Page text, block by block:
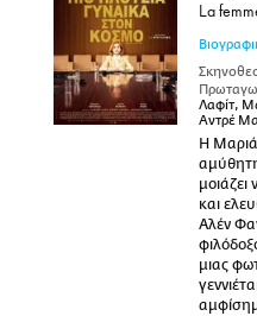
La
Λαφίτ,
Αντρέ
Η
και
Αλέν
μιας